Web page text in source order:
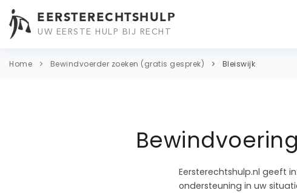
EERSTERECHTSHULP
UW EERSTE HULP BIJ RECHT
Home Bewindvoerder zoeken (gratis gesprek) Bleiswijk
Eersterechtshulp.nl geeft
ondersteuning in uw